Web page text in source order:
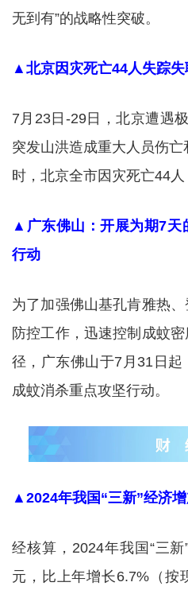
无到有”的战略性突破。
▲北京因灾死亡44人失踪失
7月23日-29日，北京遭遇
突发山洪造成重大人员伤
时，北京全市因灾死亡44人
▲广东佛山：开展为期7天
行动
为了加强佛山基孔肯雅热
防控工作，迅速控制成蚊
径，广东佛山于7月31日
成蚊消杀重点攻坚行动。
▲2024年我国“三新”经济
经核算，2024年我国“三
元，比上年增长6.7%（按